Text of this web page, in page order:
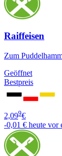
Raiffeisen
Zum
Geöffnet
Bestpreis
2,099€
-0,01 € heute vor